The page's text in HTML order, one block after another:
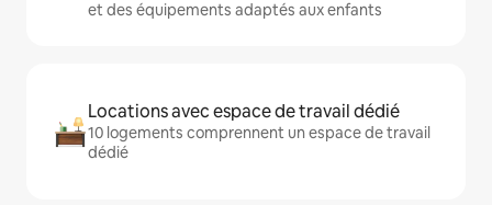
et des équipements adaptés aux enfants
Locations avec espace de travail dédié
10 logements comprennent un espace de travail
dédié